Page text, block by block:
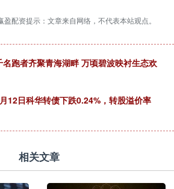
盈配资提示：文章来自网络，不代表本站观点。
跑者齐聚青海湖畔 万顷碧波映衬生态欢
12日科华转债下跌0.24%，转股溢价率
相关文章